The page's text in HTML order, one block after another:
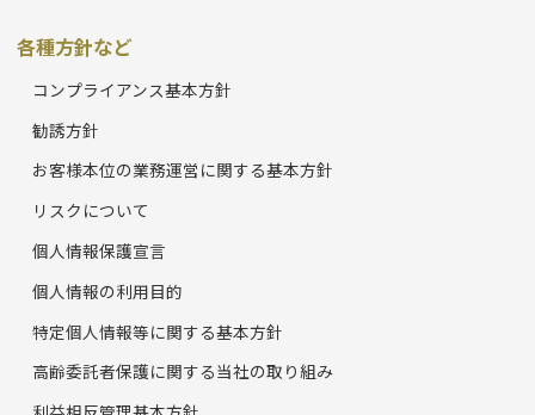
各種方針など
コンプライアンス基本方針
勧誘方針
お客様本位の業務運営に関する基本方針
リスクについて
個人情報保護宣言
個人情報の利用目的
特定個人情報等に関する基本方針
高齢委託者保護に関する当社の取り組み